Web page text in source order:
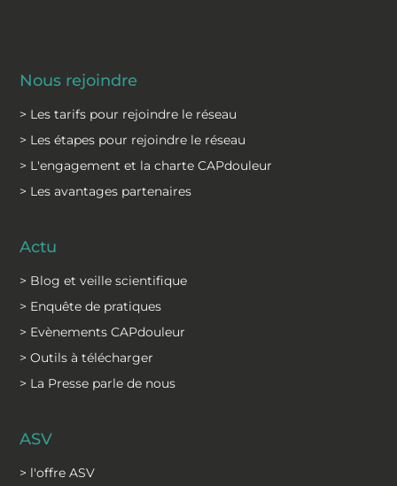
Nous rejoindre
> Les tarifs pour rejoindre le réseau
> Les étapes pour rejoindre le réseau
> L'engagement et la charte CAPdouleur
> Les avantages partenaires
Actu
> Blog et veille scientifique
> Enquête de pratiques
> Evènements CAPdouleur
> Outils à télécharger
> La Presse parle de nous
ASV
> l'offre ASV